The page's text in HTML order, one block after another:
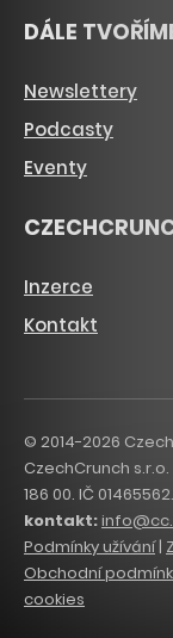
DÁLE
Newslettery
Podcasty
Eventy
Inzerce
Kontakt
© 2014-2026
CzechCrunch
186 00. IČ 01465562.
kontakt:
Podmínky užívání|
Obchodní
cookies